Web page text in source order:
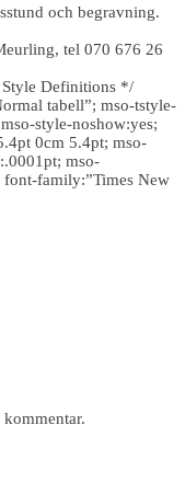
och begravning.
tel 070 676 26
Definitions */
tabell”; mso-tstyle-
style-noshow:yes;
0cm 5.4pt; mso-
mso-
family:”Times New